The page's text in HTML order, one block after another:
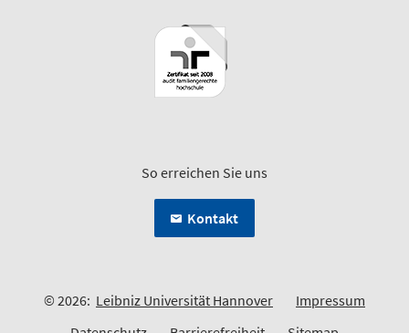
So erreichen Sie uns
Kontakt
© 2026: Leibniz Universität Hannover
Impressum